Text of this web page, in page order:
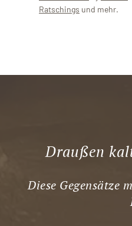
Ratschings und mehr.
Draußen
Diese Gegensätze